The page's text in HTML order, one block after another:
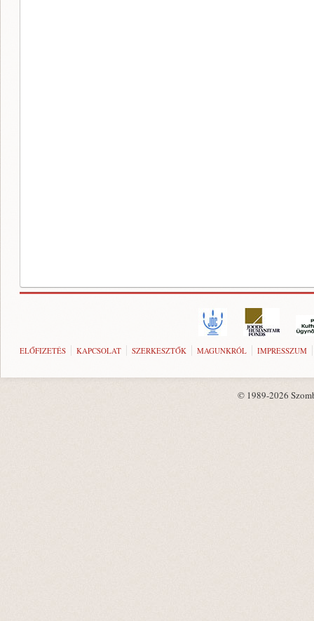
ELŐFIZETÉS KAPCSOLAT SZERKESZTŐK MAGUNKRÓL IMPRESSZUM
© 1989-2026